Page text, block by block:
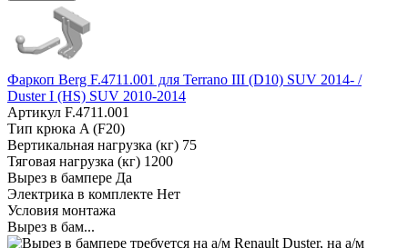
Фаркоп Berg F.4711.001 для Terrano III (D10) SUV 2014- /
Duster I (HS) SUV 2010-2014
Артикул F.4711.001
Тип крюка A (F20)
Вертикальная нагрузка (кг) 75
Тяговая нагрузка (кг) 1200
Вырез в бампере Да
Электрика в комплекте Нет
Условия монтажа
Вырез в бам...